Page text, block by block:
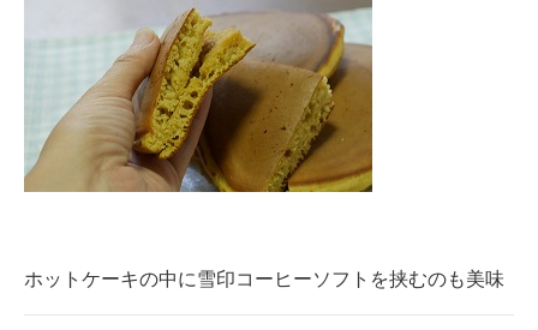
ホットケーキの中に雪印コーヒーソフトを挟むのも美味